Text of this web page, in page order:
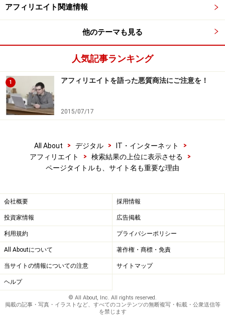
アフィリエイト関連情報
他のテーマも見る
人気記事ランキング
1 アフィリエイトを語った悪質商法にご注意を！
2015/07/17
All About > デジタル > IT・インターネット
>
アフィリエイト
> 検索結果の上位に表示させる
>
ページタイトルも、サイト名も重要な理由
会社概要 採用情報
投資家情報 広告掲載
利用規約 プライバシーポリシー
All Aboutについて 著作権・商標・免責
当サイトの情報についての注意 サイトマップ
ヘルプ
© All About, Inc. All rights reserved.
掲載の記事・写真・イラストなど、すべてのコンテンツの無断複写・転載・公衆送信等
を禁じます